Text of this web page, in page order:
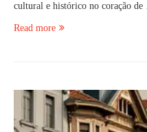
cultural e histórico no coração
Read more